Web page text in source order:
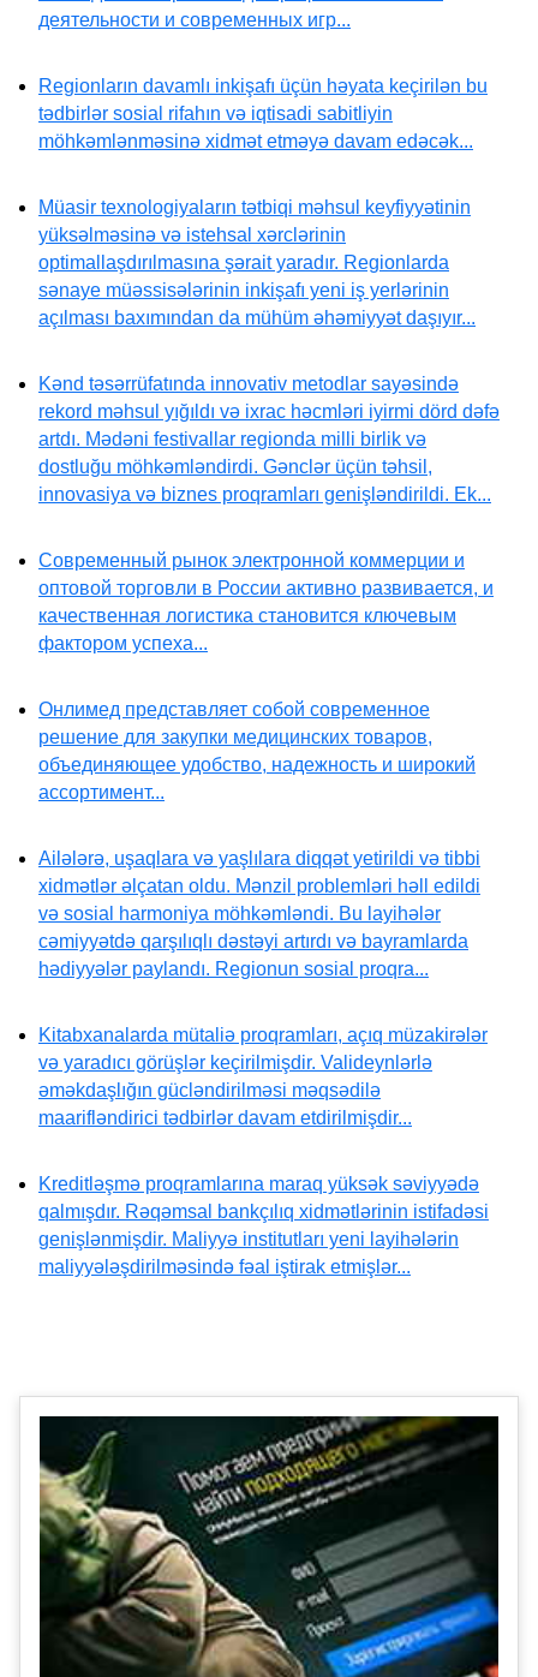
деятельности и современных игр...
Regionların davamlı inkişafı üçün həyata keçirilən bu
tədbirlər sosial rifahın və iqtisadi sabitliyin
möhkəmlənməsinə xidmət etməyə davam edəcək...
Müasir texnologiyaların tətbiqi məhsul keyfiyyətinin
yüksəlməsinə və istehsal xərclərinin
optimallaşdırılmasına şərait yaradır. Regionlarda
sənaye müəssisələrinin inkişafı yeni iş yerlərinin
açılması baxımından da mühüm əhəmiyyət daşıyır...
Kənd təsərrüfatında innovativ metodlar sayəsində
rekord məhsul yığıldı və ixrac həcmləri iyirmi dörd dəfə
artdı. Mədəni festivallar regionda milli birlik və
dostluğu möhkəmləndirdi. Gənclər üçün təhsil,
innovasiya və biznes proqramları genişləndirildi. Ek...
Современный рынок электронной коммерции и
оптовой торговли в России активно развивается, и
качественная логистика становится ключевым
фактором успеха...
Онлимед представляет собой современное
решение для закупки медицинских товаров,
объединяющее удобство, надежность и широкий
ассортимент...
Ailələrə, uşaqlara və yaşlılara diqqət yetirildi və tibbi
xidmətlər əlçatan oldu. Mənzil problemləri həll edildi
və sosial harmoniya möhkəmləndi. Bu layihələr
cəmiyyətdə qarşılıqlı dəstəyi artırdı və bayramlarda
hədiyyələr paylandı. Regionun sosial proqra...
Kitabxanalarda mütaliə proqramları, açıq müzakirələr
və yaradıcı görüşlər keçirilmişdir. Valideynlərlə
əməkdaşlığın gücləndirilməsi məqsədilə
maarifləndirici tədbirlər davam etdirilmişdir...
Kreditləşmə proqramlarına maraq yüksək səviyyədə
qalmışdır. Rəqəmsal bankçılıq xidmətlərinin istifadəsi
genişlənmişdir. Maliyyə institutları yeni layihələrin
maliyyələşdirilməsində fəal iştirak etmişlər...